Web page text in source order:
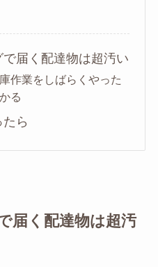
届く配達物は超汚い
作業をしばらくやった
る
ら
届く配達物は超汚